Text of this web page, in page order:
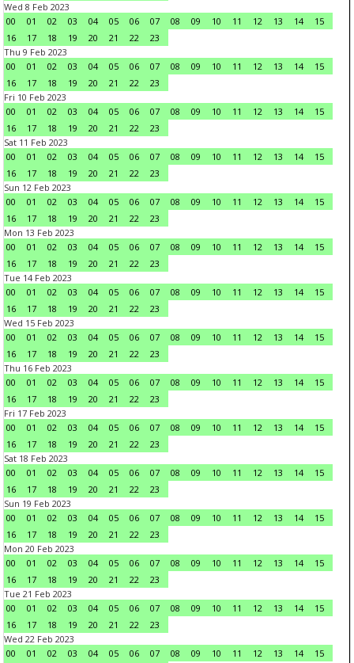
Wed 8 Feb 2023
00
01 02 03 04 05 06 07 08 09 10 11 12 13 14
15
16
17 18 19 20 21 22
23
Thu 9 Feb 2023
00
01 02 03 04 05 06 07 08 09 10 11 12 13 14
15
16
17 18 19 20 21 22
23
Fri 10 Feb 2023
00
01 02 03 04 05 06 07 08 09 10 11 12 13 14
15
16
17 18 19 20 21 22
23
Sat 11 Feb 2023
00
01 02 03 04 05 06 07 08 09 10 11 12 13 14
15
16
17 18 19 20 21 22
23
Sun 12 Feb 2023
00
01 02 03 04 05 06 07 08 09 10 11 12 13 14
15
16
17 18 19 20 21 22
23
Mon 13 Feb 2023
00
01 02 03 04 05 06 07 08 09 10 11 12 13 14
15
16
17 18 19 20 21 22
23
Tue 14 Feb 2023
00
01 02 03 04 05 06 07 08 09 10 11 12 13 14
15
16
17 18 19 20 21 22
23
Wed 15 Feb 2023
00
01 02 03 04 05 06 07 08 09 10 11 12 13 14
15
16
17 18 19 20 21 22
23
Thu 16 Feb 2023
00
01 02 03 04 05 06 07 08 09 10 11 12 13 14
15
16
17 18 19 20 21 22
23
Fri 17 Feb 2023
00
01 02 03 04 05 06 07 08 09 10 11 12 13 14
15
16
17 18 19 20 21 22
23
Sat 18 Feb 2023
00
01 02 03 04 05 06 07 08 09 10 11 12 13 14
15
16
17 18 19 20 21 22
23
Sun 19 Feb 2023
00
01 02 03 04 05 06 07 08 09 10 11 12 13 14
15
16
17 18 19 20 21 22
23
Mon 20 Feb 2023
00
01 02 03 04 05 06 07 08 09 10 11 12 13 14
15
16
17 18 19 20 21 22
23
Tue 21 Feb 2023
00
01 02 03 04 05 06 07 08 09 10 11 12 13 14
15
16
17 18 19 20 21 22
23
Wed 22 Feb 2023
00
01 02 03 04 05 06 07 08 09 10 11 12 13 14
15